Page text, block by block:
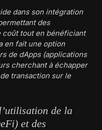
dans son intégration
des
coût tout en bénéficiant
en fait une option
de dApps (applications
cherchant à échapper
transaction sur le
de la
et des